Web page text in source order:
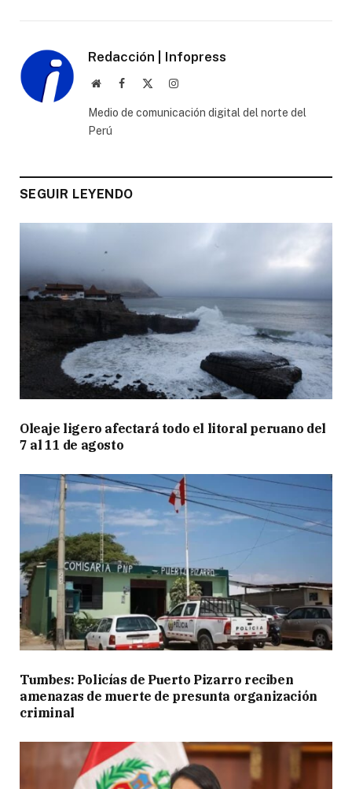
Redacción | Infopress
WebsiteFacebook Instagram
Medio de comunicación digital del norte del
Perú
SEGUIR LEYENDO
Oleaje ligero afectará todo el litoral peruano del
7 al 11 de agosto
Tumbes: Policías de Puerto Pizarro reciben
amenazas de muerte de presunta organización
criminal